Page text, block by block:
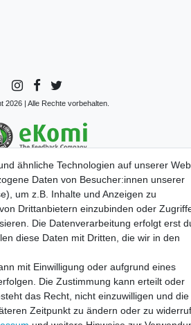
2026 | Alle Rechte vorbehalten.
ähnliche Technologien auf unserer
Daten von Besucher:innen unserer
um z.B. Inhalte und Anzeigen zu
Drittanbietern einzubinden oder
Die Datenverarbeitung erfolgt erst
diese Daten mit Dritten, die wir in den
mit Einwilligung oder aufgrund eines
Die Zustimmung kann erteilt oder
das Recht, nicht einzuwilligen und die
Zeitpunkt zu ändern oder zu